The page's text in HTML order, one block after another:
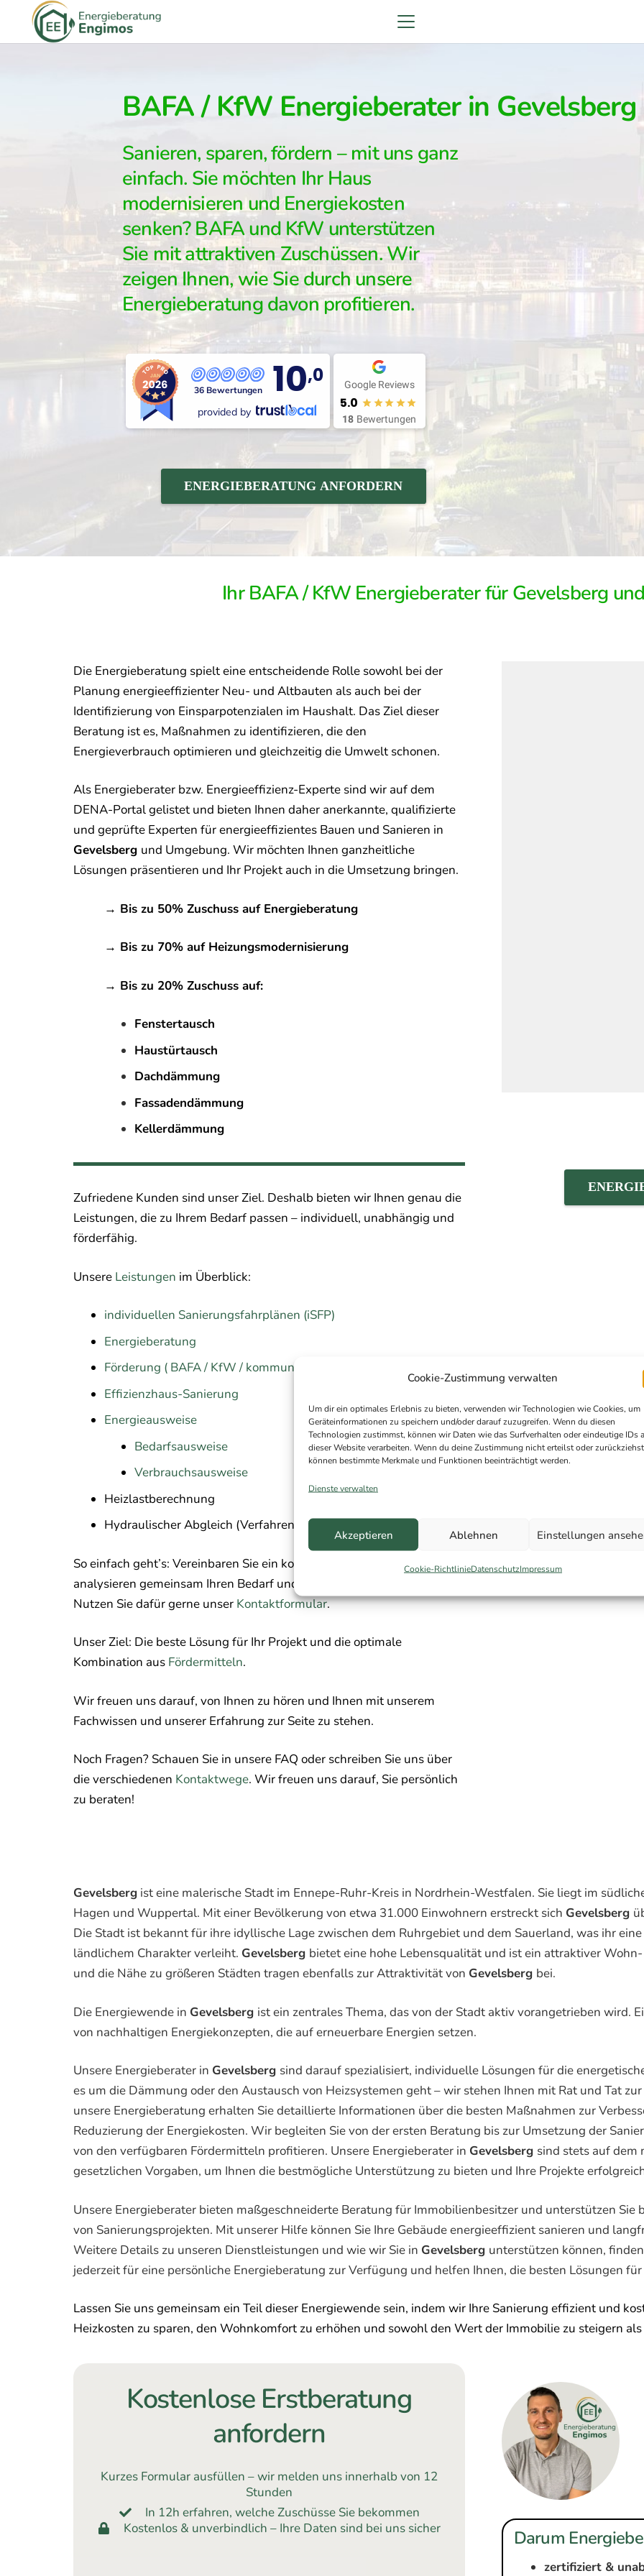
Cookie-Zustimmung verwalten
Um dir ein optimales Erlebnis zu bieten, verwenden wir Technologien wie Cookies, um
Geräteinformationen zu speichern und/oder darauf zuzugreifen. Wenn du diesen
Technologien zustimmst, können wir Daten wie das Surfverhalten oder eindeutige IDs
dieser Website verarbeiten. Wenn du deine Zustimmung nicht erteilst oder
können bestimmte Merkmale und Funktionen beeinträchtigt werden.
Dienste verwalten
Akzeptieren Ablehnen Einstellungen
Cookie-RichtlinieDatenschutzImpressum
BAFA / KfW Energieberater in Gevelsberg
Sanieren, sparen, fördern – mit uns ganz
einfach. Sie möchten Ihr Haus
modernisieren und Energiekosten
senken? BAFA und KfW unterstützen
Sie mit attraktiven Zuschüssen. Wir
zeigen Ihnen, wie Sie durch unsere
Energieberatung davon profitieren.
36 Bewertungen 10,0
provided by
Google Reviews
5.0
18 Bewertungen
ENERGIEBERATUNG ANFORDERN
Ihr BAFA / KfW Energieberater für Gevelsberg
Die Energieberatung spielt eine entscheidende Rolle sowohl bei der
Planung energieeffizienter Neu- und Altbauten als auch bei der
Identifizierung von Einsparpotenzialen im Haushalt. Das Ziel dieser
Beratung ist es, Maßnahmen zu identifizieren, die den
Energieverbrauch optimieren und gleichzeitig die Umwelt schonen.
Als Energieberater bzw. Energieeffizienz-Experte sind wir auf dem
DENA-Portal gelistet und bieten Ihnen daher anerkannte, qualifizierte
und geprüfte Experten für energieeffizientes Bauen und Sanieren in
Gevelsberg und Umgebung. Wir möchten Ihnen ganzheitliche
Lösungen präsentieren und Ihr Projekt auch in die Umsetzung bringen.
→ Bis zu 50% Zuschuss auf Energieberatung
→ Bis zu 70% auf Heizungsmodernisierung
→ Bis zu 20% Zuschuss auf:
Fenstertausch
Haustürtausch
Dachdämmung
Fassadendämmung
Kellerdämmung
Zufriedene Kunden sind unser Ziel. Deshalb bieten wir Ihnen genau die
Leistungen, die zu Ihrem Bedarf passen – individuell, unabhängig und
förderfähig.
Unsere Leistungen im Überblick:
individuellen Sanierungsfahrplänen (iSFP)
Energieberatung
Förderung ( BAFA / KfW / kommunal )
Effizienzhaus-Sanierung
Energieausweise
Bedarfsausweise
Verbrauchsausweise
Heizlastberechnung
Hydraulischer Abgleich (Verfahren B)
So einfach geht’s: Vereinbaren Sie ein kostenloses Erstgespräch – wir
analysieren gemeinsam Ihren Bedarf und finden die passende Lösung.
Nutzen Sie dafür gerne unser Kontaktformular.
Unser Ziel: Die beste Lösung für Ihr Projekt und die optimale
Kombination aus Fördermitteln.
Wir freuen uns darauf, von Ihnen zu hören und Ihnen mit unserem
Fachwissen und unserer Erfahrung zur Seite zu stehen.
Noch Fragen? Schauen Sie in unsere FAQ oder schreiben Sie uns über
die verschiedenen Kontaktwege. Wir freuen uns darauf, Sie persönlich
zu beraten!
Gevelsberg ist eine malerische Stadt im Ennepe-Ruhr-Kreis in Nordrhein-Westfalen. Sie liegt im
Hagen und Wuppertal. Mit einer Bevölkerung von etwa 31.000 Einwohnern erstreckt sich Gevelsberg
Die Stadt ist bekannt für ihre idyllische Lage zwischen dem Ruhrgebiet und dem Sauerland, was ihr
ländlichem Charakter verleiht. Gevelsberg bietet eine hohe Lebensqualität und ist ein attraktiver
und die Nähe zu größeren Städten tragen ebenfalls zur Attraktivität von Gevelsberg bei.
Die Energiewende in Gevelsberg ist ein zentrales Thema, das von der Stadt aktiv vorangetrieben wird.
von nachhaltigen Energiekonzepten, die auf erneuerbare Energien setzen.
Unsere Energieberater in Gevelsberg sind darauf spezialisiert, individuelle Lösungen für die
es um die Dämmung oder den Austausch von Heizsystemen geht – wir stehen Ihnen mit Rat und Tat
unsere Energieberatung erhalten Sie detaillierte Informationen über die besten Maßnahmen zur
Reduzierung der Energiekosten. Wir begleiten Sie von der ersten Beratung bis zur Umsetzung der
von den verfügbaren Fördermitteln profitieren. Unsere Energieberater in Gevelsberg sind stets auf dem
gesetzlichen Vorgaben, um Ihnen die bestmögliche Unterstützung zu bieten und Ihre Projekte
Unsere Energieberater bieten maßgeschneiderte Beratung für Immobilienbesitzer und unterstützen
von Sanierungsprojekten. Mit unserer Hilfe können Sie Ihre Gebäude energieeffizient sanieren und
Weitere Details zu unseren Dienstleistungen und wie wir Sie in Gevelsberg unterstützen können,
jederzeit für eine persönliche Energieberatung zur Verfügung und helfen Ihnen, die besten Lösungen
Lassen Sie uns gemeinsam ein Teil dieser Energiewende sein, indem wir Ihre Sanierung effizient und
Heizkosten zu sparen, den Wohnkomfort zu erhöhen und sowohl den Wert der Immobilie zu steigern
Kostenlose Erstberatung
anfordern
Kurzes Formular ausfüllen – wir melden uns innerhalb von 12
Stunden
In 12h erfahren, welche Zuschüsse Sie bekommen
Kostenlos & unverbindlich – Ihre Daten sind bei uns sicher
Darum
zertifiziert &